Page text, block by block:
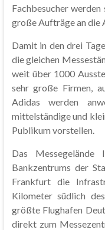
Fachbesucher
große Aufträge an die
Damit in den drei
die gleichen
weit über 1000
sehr große Firmen,
Adidas werden
mittelständige und
Publikum vorstellen.
Das
Bankzentrums der
Frankfurt die
Kilometer südlich
größte Flughafen
direkt zum